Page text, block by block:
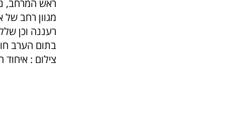
ראש המרחב,
מגוון רחב
רעננה וכן
בתום הערב
צילום :